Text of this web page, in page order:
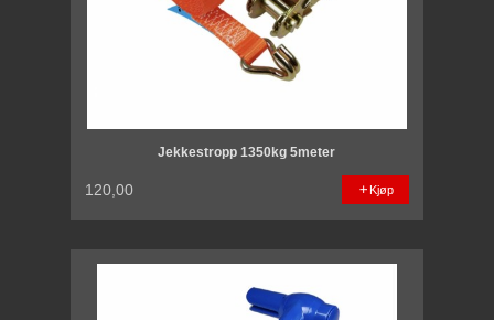
Jekkestropp 1350kg 5meter
120,00 Kjøp